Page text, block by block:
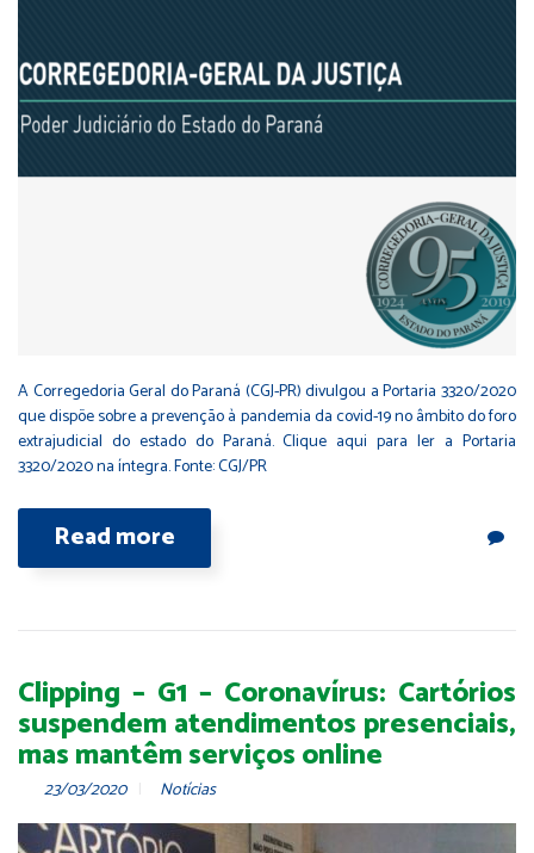
A Corregedoria Geral do Paraná (CGJ-PR) divulgou a Portaria 3320/2020
que dispõe sobre a prevenção à pandemia da covid-19 no âmbito do foro
extrajudicial do estado do Paraná. Clique aqui para ler a Portaria
3320/2020 na íntegra. Fonte: CGJ/PR
Read more
Clipping – G1 – Coronavírus: Cartórios
suspendem atendimentos presenciais,
mas mantêm serviços online
23/03/2020 Notícias